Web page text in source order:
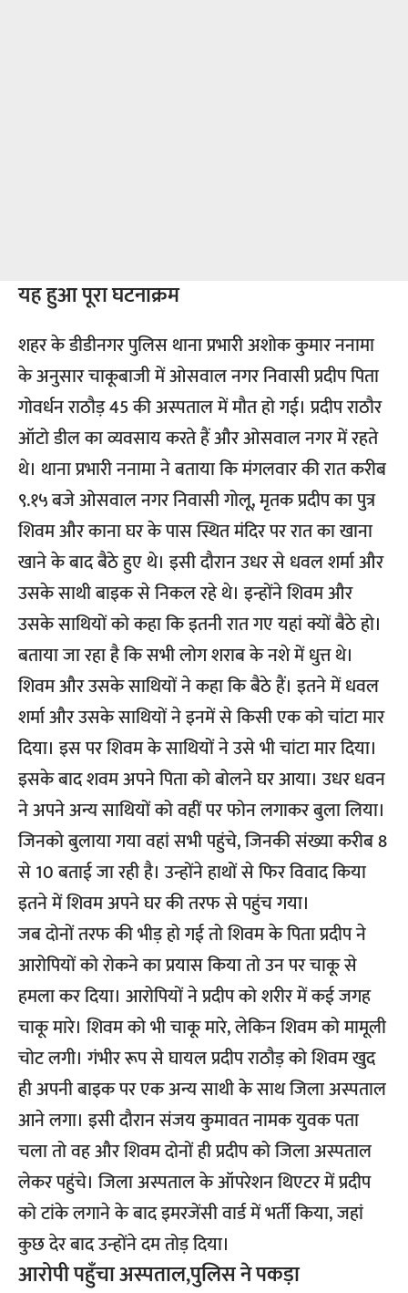
यह हुआ पूरा घटनाक्रम
शहर के डीडीनगर पुलिस थाना प्रभारी अशोक कुमार ननामा
के अनुसार चाकूबाजी में ओसवाल नगर निवासी प्रदीप पिता
गोवर्धन राठौड़ 45 की अस्पताल में मौत हो गई। प्रदीप राठौर
ऑटो डील का व्यवसाय करते हैं और ओसवाल नगर में रहते
थे। थाना प्रभारी ननामा ने बताया कि मंगलवार की रात करीब
९.१५ बजे ओसवाल नगर निवासी गोलू, मृतक प्रदीप का पुत्र
शिवम और काना घर के पास स्थित मंदिर पर रात का खाना
खाने के बाद बैठे हुए थे। इसी दौरान उधर से धवल शर्मा और
उसके साथी बाइक से निकल रहे थे। इन्होंने शिवम और
उसके साथियों को कहा कि इतनी रात गए यहां क्यों बैठे हो।
बताया जा रहा है कि सभी लोग शराब के नशे में धुत्त थे।
शिवम और उसके साथियों ने कहा कि बैठे हैं। इतने में धवल
शर्मा और उसके साथियों ने इनमें से किसी एक को चांटा मार
दिया। इस पर शिवम के साथियों ने उसे भी चांटा मार दिया।
इसके बाद शवम अपने पिता को बोलने घर आया। उधर धवन
ने अपने अन्य साथियों को वहीं पर फोन लगाकर बुला लिया।
जिनको बुलाया गया वहां सभी पहुंचे, जिनकी संख्या करीब 8
से 10 बताई जा रही है। उन्होंने हाथों से फिर विवाद किया
इतने में शिवम अपने घर की तरफ से पहुंच गया।
जब दोनों तरफ की भीड़ हो गई तो शिवम के पिता प्रदीप ने
आरोपियों को रोकने का प्रयास किया तो उन पर चाकू से
हमला कर दिया। आरोपियों ने प्रदीप को शरीर में कई जगह
चाकू मारे। शिवम को भी चाकू मारे, लेकिन शिवम को मामूली
चोट लगी। गंभीर रूप से घायल प्रदीप राठौड़ को शिवम खुद
ही अपनी बाइक पर एक अन्य साथी के साथ जिला अस्पताल
आने लगा। इसी दौरान संजय कुमावत नामक युवक पता
चला तो वह और शिवम दोनों ही प्रदीप को जिला अस्पताल
लेकर पहुंचे। जिला अस्पताल के ऑपरेशन थिएटर में प्रदीप
को टांके लगाने के बाद इमरजेंसी वार्ड में भर्ती किया, जहां
कुछ देर बाद उन्होंने दम तोड़ दिया।
आरोपी पहुँचा अस्पताल,पुलिस ने पकड़ा